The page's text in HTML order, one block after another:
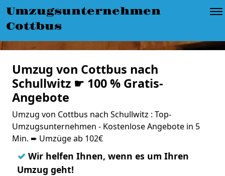
Umzugsunternehmen
Cottbus
Umzug von Cottbus nach
Schullwitz ☛ 100 % Gratis-
Angebote
Umzug von Cottbus nach Schullwitz : Top-
Umzugsunternehmen - Kostenlose Angebote in 5
Min. ➨ Umzüge ab 102€
✓ Wir helfen Ihnen, wenn es um Ihren
Umzug geht!